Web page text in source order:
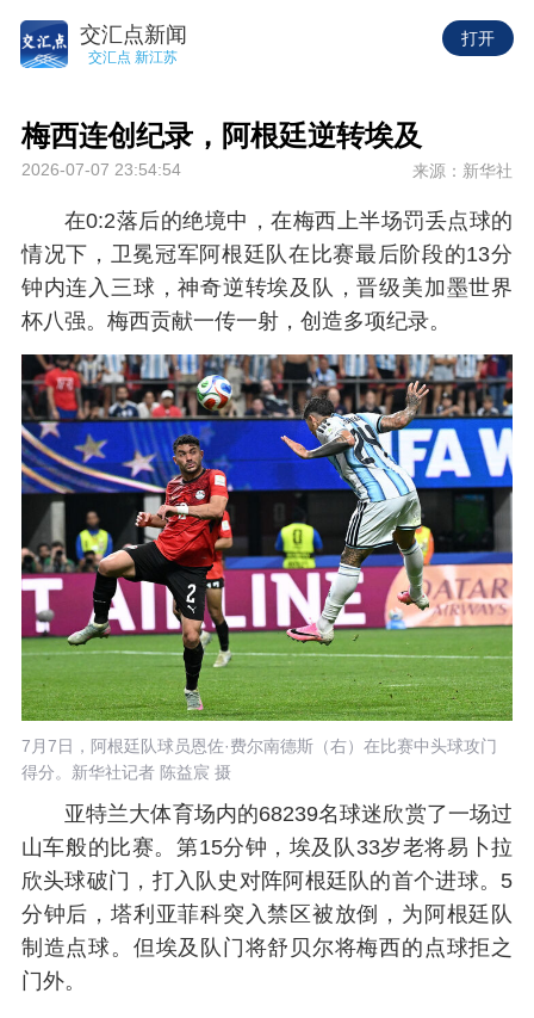
交汇点新闻
交汇点 新江苏
打开
梅西连创纪录，阿根廷逆转埃及
2026-07-07 23:54:54 来源：新华社
在0:2落后的绝境中，在梅西上半场罚丢点球的
情况下，卫冕冠军阿根廷队在比赛最后阶段的13分
钟内连入三球，神奇逆转埃及队，晋级美加墨世界
杯八强。梅西贡献一传一射，创造多项纪录。
7月7日，阿根廷队球员恩佐·费尔南德斯（右）在比赛中头球攻门
得分。新华社记者 陈益宸 摄
亚特兰大体育场内的68239名球迷欣赏了一场过
山车般的比赛。第15分钟，埃及队33岁老将易卜拉
欣头球破门，打入队史对阵阿根廷队的首个进球。5
分钟后，塔利亚菲科突入禁区被放倒，为阿根廷队
制造点球。但埃及队门将舒贝尔将梅西的点球拒之
门外。